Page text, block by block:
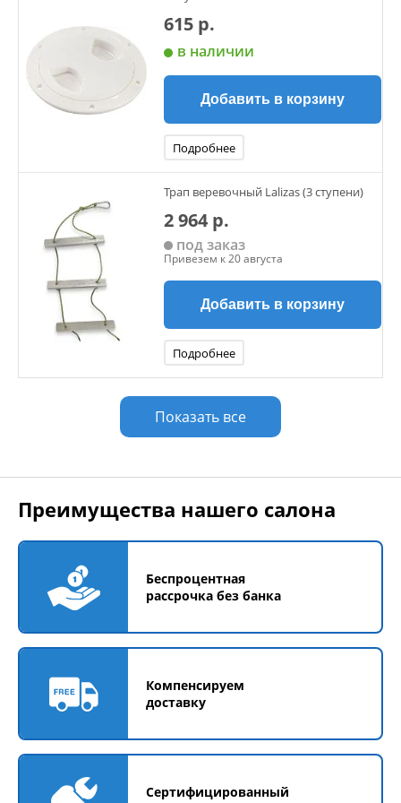
615 р.
в наличии
Добавить в корзину
Подробнее
Трап веревочный Lalizas (3 ступени)
2 964 р.
под заказ
Привезем к 20 августа
Добавить в корзину
Подробнее
Показать все
Преимущества нашего салона
Беспроцентная
рассрочка без банка
Компенсируем
доставку
Сертифицированный